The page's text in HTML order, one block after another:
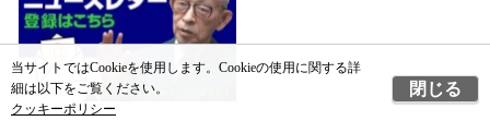
当サイトではCookieを使用します。Cookieの使用に関する詳
細は以下をご覧ください。
クッキーポリシー
閉じる